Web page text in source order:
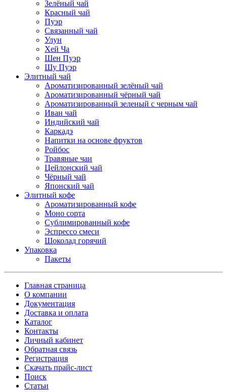
Зелёный чай
Красный чай
Пуэр
Связанный чай
Улун
Хей Ча
Шен Пуэр
Шу Пуэр
Элитный чай
Ароматизированный зелёный чай
Ароматизированный чёрный чай
Ароматизированный зеленый с черным чай
Иван чай
Индийский чай
Каркадэ
Напитки на основе фруктов
Ройбос
Травяные чаи
Цейлонский чай
Чёрный чай
Японский чай
Элитный кофе
Ароматизированный кофе
Моно сорта
Сублимированный кофе
Эспрессо смеси
Шоколад горячий
Упаковка
Пакеты
Главная страница
О компании
Документация
Доставка и оплата
Каталог
Контакты
Личный кабинет
Обратная связь
Регистрация
Скачать прайс-лист
Поиск
Статьи